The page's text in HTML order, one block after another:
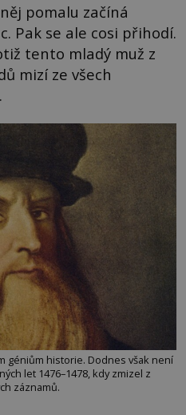
pomalu začíná
Pak se ale cosi přihodí.
tento mladý muž z
mizí ze všech
géniům historie. Dodnes však není
let 1476–1478, kdy zmizel z
záznamů.